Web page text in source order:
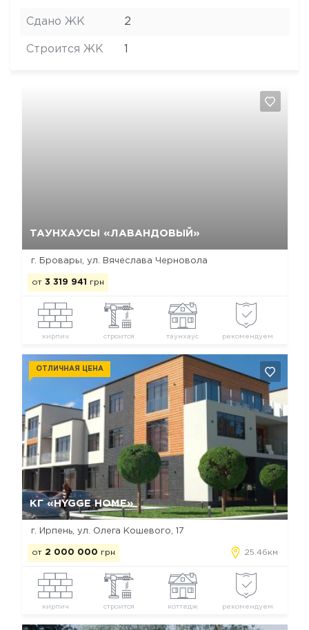
Сдано ЖК 2
Строится ЖК
ТАУНХАУСЫ «ЛАВАНДОВЫЙ»
г. Бровары, ул. Вячеслава Черновола
от 3 319 941 грн
кирпич строится таунхаус рекомендуем
КГ «HYGGE HOME»
ОТЛИЧНАЯ ЦЕНА
г. Ирпень, ул. Олега Кошевого, 17
от 2 000 000 грн 25.46км
кирпич строится коттедж рекомендуем
Да, удалить Отмена